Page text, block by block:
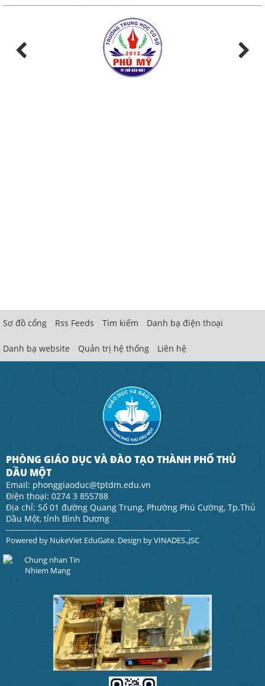
Sơ đồ cổng Rss Feeds Tìm kiếm Danh bạ điện thoại
Danh bạ website Quản trị hệ thống Liên hệ
PHÒNG GIÁO DỤC VÀ ĐÀO TẠO THÀNH PHỐ THỦ
DẦU MỘT
Email: phonggiaoduc@tptdm.edu.vn
Điện thoại: 0274 3 855788
Địa chỉ: Số 01 đường Quang Trung, Phường Phú Cường, Tp.Thủ
Dầu Một, tỉnh Bình Dương
------------------------------------------------------------------------------
Powered by NukeViet EduGate. Design byVINADES.,JSC